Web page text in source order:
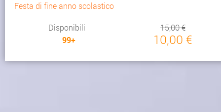
Festa di fine anno scolastico
Disponibili
99+
15,00 €
10,00 €